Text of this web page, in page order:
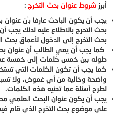
أبرز شروط عنوان بحث التخرج :
يجب أن يكون الباحث عارفا بأن
بحث التخرج بالاطلاع عليه لذلك يجب
بحث التخرج إلى الدخول لأعماق بحث
كما يجب أن يعي الطالب أن عنوان
طوله بين خمس كلمات إلى خمسة
كما يجب أن تكون الكلمات التي
واضحة وخالية من أي غموض، ولا
لطرح أسئلة عما تعنيه هذه الكلمات.
يجب أن يكون عنوان البحث العلمي
على موضوع بحث التخرج الذي قام